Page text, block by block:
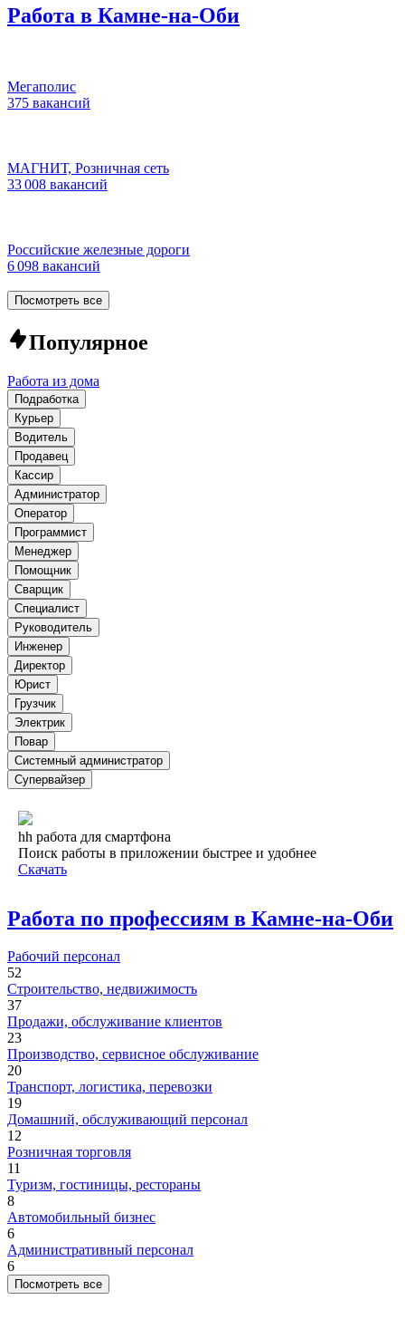
Работа в Камне-на-Оби
Мегаполис
375 вакансий
МАГНИТ, Розничная сеть
33 008 вакансий
Российские железные дороги
6 098 вакансий
Посмотреть все
Популярное
Работа из дома
Подработка
Курьер
Водитель
Продавец
Кассир
Администратор
Оператор
Программист
Менеджер
Помощник
Сварщик
Специалист
Руководитель
Инженер
Директор
Юрист
Грузчик
Электрик
Повар
Системный администратор
Супервайзер
hh работа для смартфона
Поиск работы в приложении быстрее и удобнее
Скачать
Работа по профессиям в Камне-на-Оби
Рабочий персонал
52
Строительство, недвижимость
37
Продажи, обслуживание клиентов
23
Производство, сервисное обслуживание
20
Транспорт, логистика, перевозки
19
Домашний, обслуживающий персонал
12
Розничная торговля
11
Туризм, гостиницы, рестораны
8
Автомобильный бизнес
6
Административный персонал
6
Посмотреть все